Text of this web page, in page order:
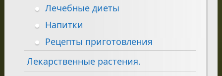
Лечебные диеты
Напитки
Рецепты приготовления
Лекарственные растения.